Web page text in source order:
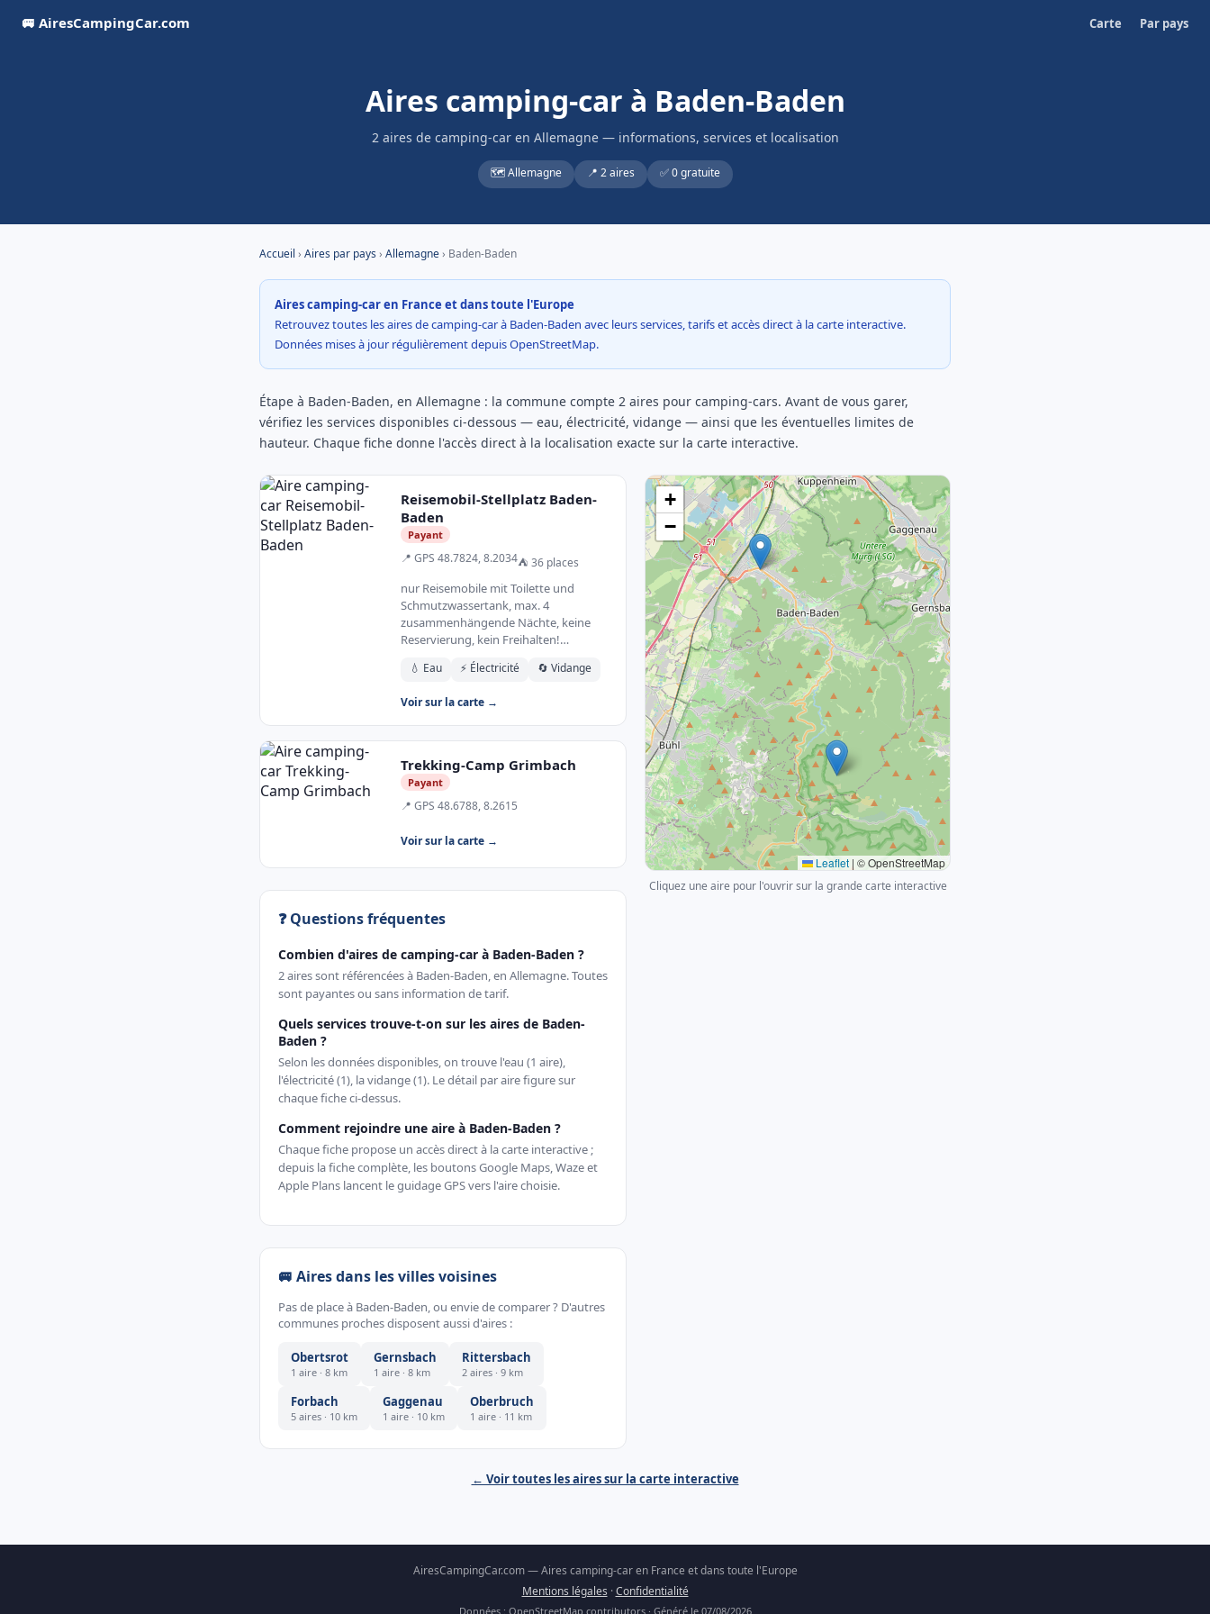
🚐 AiresCampingCar.com Carte Par pays
Aires camping-car à Baden-Baden
2 aires de camping-car en Allemagne — informations, services et localisation
🗺️ Allemagne 📍 2 aires ✅ 0 gratuite
Accueil › Aires par pays› Allemagne› Baden-Baden
Aires camping-car en France et dans toute l'Europe
Retrouvez toutes les aires de camping-car à Baden-Baden avec leurs services, tarifs et accès direct à la carte interactive.
Données mises à jour régulièrement depuis OpenStreetMap.
Étape à Baden-Baden, en Allemagne : la commune compte 2 aires pour camping-cars. Avant de vous garer,
vérifiez les services disponibles ci-dessous — eau, électricité, vidange — ainsi que les éventuelles limites de
hauteur. Chaque fiche donne l'accès direct à la localisation exacte sur la carte interactive.
Reisemobil-Stellplatz Baden-
Baden
Payant
📍 GPS 48.7824, 8.2034⛺ 36 places
nur Reisemobile mit Toilette und
Schmutzwassertank, max. 4
zusammenhängende Nächte, keine
Reservierung, kein Freihalten!…
💧 Eau ⚡ Électricité 🔄 Vidange
Voir sur la carte →
Trekking-Camp Grimbach
Payant
📍 GPS 48.6788, 8.2615
Voir sur la carte →
❓ Questions fréquentes
Combien d'aires de camping-car à Baden-Baden ?
2 aires sont référencées à Baden-Baden, en Allemagne. Toutes
sont payantes ou sans information de tarif.
Quels services trouve-t-on sur les aires de Baden-
Baden ?
Selon les données disponibles, on trouve l'eau (1 aire),
l'électricité (1), la vidange (1). Le détail par aire figure sur
chaque fiche ci-dessus.
Comment rejoindre une aire à Baden-Baden ?
Chaque fiche propose un accès direct à la carte interactive ;
depuis la fiche complète, les boutons Google Maps, Waze et
Apple Plans lancent le guidage GPS vers l'aire choisie.
🚐 Aires dans les villes voisines
Pas de place à Baden-Baden, ou envie de comparer ? D'autres
communes proches disposent aussi d'aires :
Obertsrot
1 aire · 8 km
Gernsbach
1 aire · 8 km
Rittersbach
2 aires · 9 km
Forbach
5 aires · 10 km
Gaggenau
1 aire · 10 km
Oberbruch
1 aire · 11 km
+
−
Leaflet | © OpenStreetMap
Cliquez une aire pour l'ouvrir sur la grande carte interactive
← Voir toutes les aires sur la carte interactive
AiresCampingCar.com — Aires camping-car en France et dans toute l'Europe
Mentions légales ·Confidentialité
Données : OpenStreetMap contributors · Généré le 07/08/2026